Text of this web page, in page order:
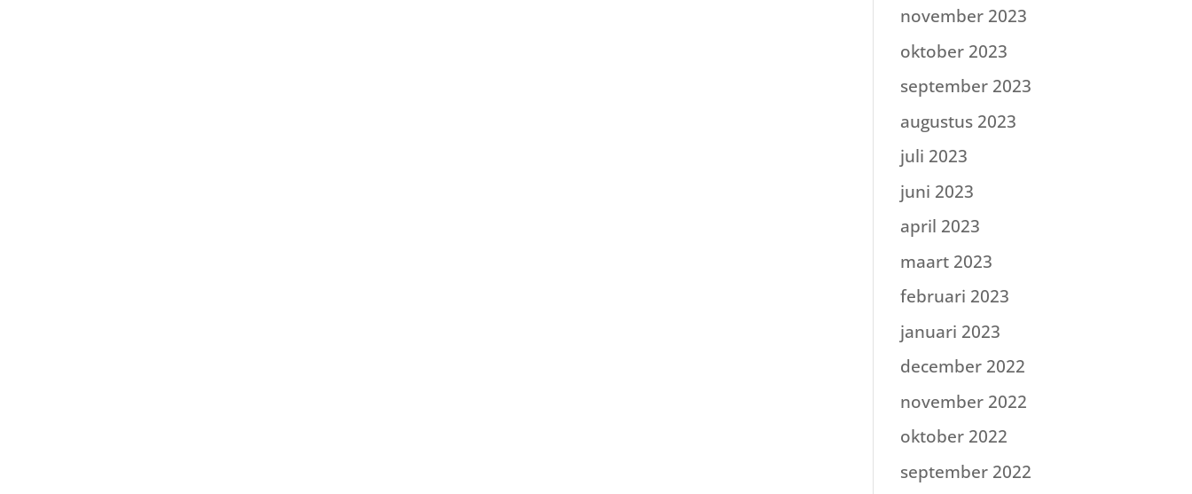
november 2023
oktober 2023
september 2023
augustus 2023
juli 2023
juni 2023
april 2023
maart 2023
februari 2023
januari 2023
december 2022
november 2022
oktober 2022
september 2022